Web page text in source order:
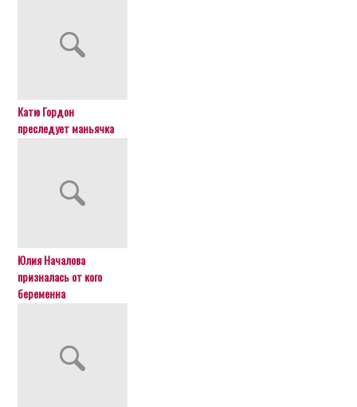
Катю Гордон
преследует маньячка
Юлия Началова
призналась от кого
беременна